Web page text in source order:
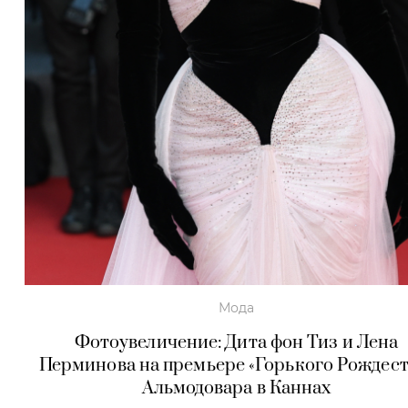
Мода
Фотоувеличение: Дита фон Тиз и Лена
Перминова на премьере «Горького
Альмодовара в Каннах